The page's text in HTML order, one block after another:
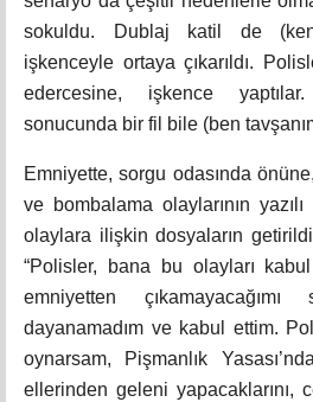
sokuldu. Dublaj katil de
işkenceyle ortaya çıkarıldı.
edercesine, işkence
sonucunda bir fil bile (ben
Emniyette, sorgu odasında
ve bombalama olaylarının
olaylara ilişkin dosyaların
“Polisler, bana bu olayları
emniyetten çıkamayacağımı
dayanamadım ve kabul ettim.
oynarsam, Pişmanlık
ellerinden geleni yapacaklarını,